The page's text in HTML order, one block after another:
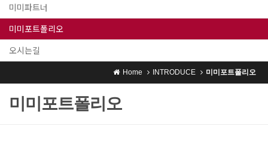
미미파트너
미미포트폴리오
오시는길
Home INTRODUCE 미미포트폴리오
미미포트폴리오